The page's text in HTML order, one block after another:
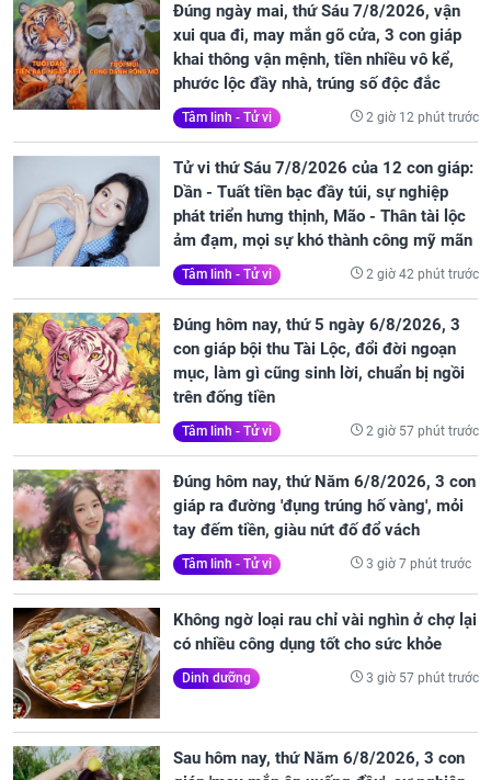
Đúng ngày mai, thứ Sáu 7/8/2026, vận
xui qua đi, may mắn gõ cửa, 3 con giáp
khai thông vận mệnh, tiền nhiều vô kể,
phước lộc đầy nhà, trúng số độc đắc
Tâm linh - Tử vi 2 giờ 12 phút trước
Tử vi thứ Sáu 7/8/2026 của 12 con giáp:
Dần - Tuất tiền bạc đầy túi, sự nghiệp
phát triển hưng thịnh, Mão - Thân tài lộc
ảm đạm, mọi sự khó thành công mỹ mãn
Tâm linh - Tử vi 2 giờ 42 phút trước
Đúng hôm nay, thứ 5 ngày 6/8/2026, 3
con giáp bội thu Tài Lộc, đổi đời ngoạn
mục, làm gì cũng sinh lời, chuẩn bị ngồi
trên đống tiền
Tâm linh - Tử vi 2 giờ 57 phút trước
Đúng hôm nay, thứ Năm 6/8/2026, 3 con
giáp ra đường 'đụng trúng hố vàng', mỏi
tay đếm tiền, giàu nứt đố đổ vách
Tâm linh - Tử vi 3 giờ 7 phút trước
Không ngờ loại rau chỉ vài nghìn ở chợ lại
có nhiều công dụng tốt cho sức khỏe
Dinh dưỡng 3 giờ 57 phút trước
Sau hôm nay, thứ Năm 6/8/2026, 3 con